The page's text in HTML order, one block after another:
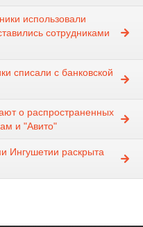
использовали
сотрудниками
списали с банковской
о распространенных
и "Авито"
раскрыта